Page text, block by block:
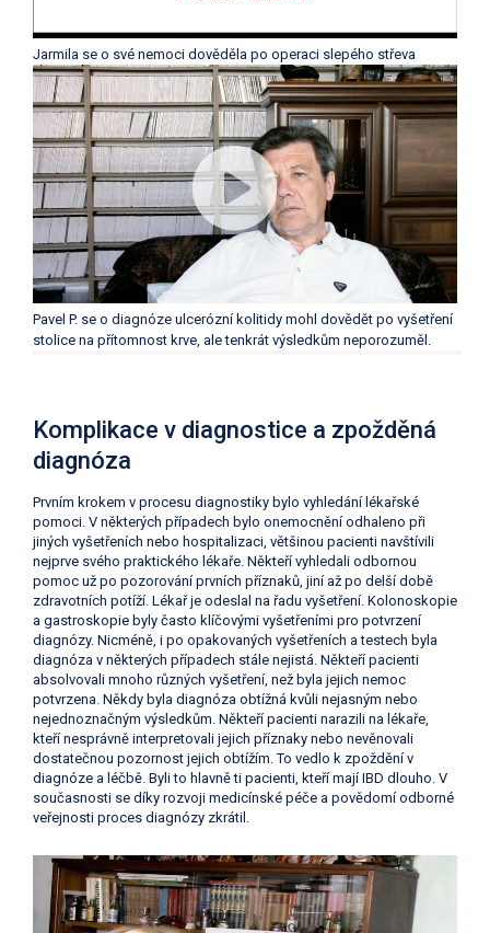
Jarmila se o své nemoci dověděla po operaci slepého střeva
Pavel P. se o diagnóze ulcerózní kolitidy mohl dovědět po vyšetření
stolice na přítomnost krve, ale tenkrát výsledkům neporozuměl.
Komplikace v diagnostice a zpožděná
diagnóza
Prvním krokem v procesu diagnostiky bylo vyhledání lékařské
pomoci. V některých případech bylo onemocnění odhaleno při
jiných vyšetřeních nebo hospitalizaci, většinou pacienti navštívili
nejprve svého praktického lékaře. Někteří vyhledali odbornou
pomoc už po pozorování prvních příznaků, jiní až po delší době
zdravotních potíží. Lékař je odeslal na řadu vyšetření. Kolonoskopie
a gastroskopie byly často klíčovými vyšetřeními pro potvrzení
diagnózy. Nicméně, i po opakovaných vyšetřeních a testech byla
diagnóza v některých případech stále nejistá. Někteří pacienti
absolvovali mnoho různých vyšetření, než byla jejich nemoc
potvrzena. Někdy byla diagnóza obtížná kvůli nejasným nebo
nejednoznačným výsledkům. Někteří pacienti narazili na lékaře,
kteří nesprávně interpretovali jejich příznaky nebo nevěnovali
dostatečnou pozornost jejich obtížím. To vedlo k zpoždění v
diagnóze a léčbě. Byli to hlavně ti pacienti, kteří mají IBD dlouho. V
současnosti se díky rozvoji medicínské péče a povědomí odborné
veřejnosti proces diagnózy zkrátil.